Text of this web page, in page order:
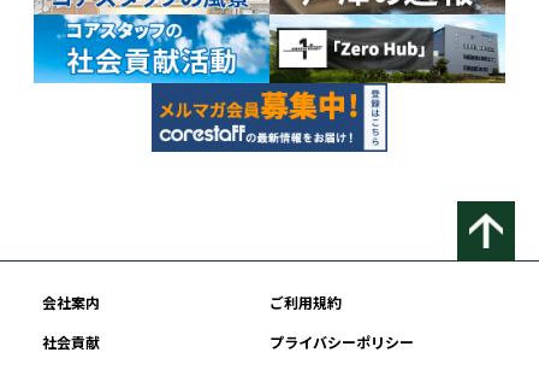
会社案内
ご利用規約
社会貢献
プライバシーポリシー